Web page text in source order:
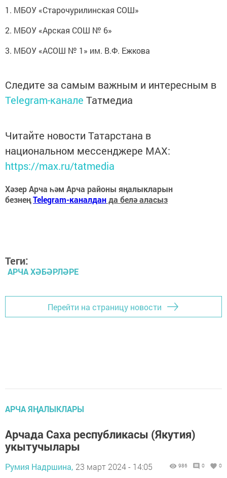
1. МБОУ «Старочурилинская СОШ»
2. МБОУ «Арская СОШ № 6»
3. МБОУ «АСОШ № 1» им. В.Ф. Ежкова
Следите за самым важным и интересным в
Telegram-канале Татмедиа
Читайте новости Татарстана в
национальном мессенджере MАХ:
https://max.ru/tatmedia
Хәзер Арча һәм Арча районы яңалыкларын
безнеңTelegram-каналданда белә аласыз
Теги:
АРЧА ХӘБӘРЛӘРЕ
Перейти на страницу новости
АРЧА ЯҢАЛЫКЛАРЫ
Арчада Саха республикасы (Якутия)
укытучылары
Румия Надршина, 23 март 2024 - 14:05 986 0 0